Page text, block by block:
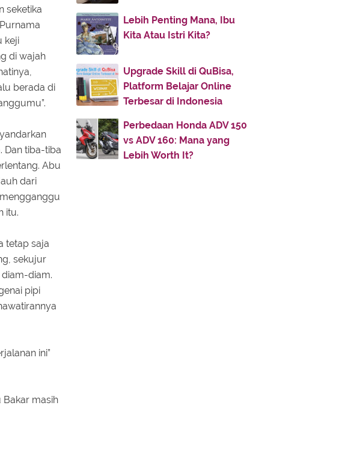
seketika
keji
di wajah
berada di
Dan tiba-tiba
Abu
dari
itu.
tetap saja
sekujur
diam.
pipi
ini”
Bakar masih
► April
► March(52)
► February
▼ January(49)
Di Atas Sajadah Cinta
Syi'ir Tanpo Waton
Kafir Mengkafirkan?
Hari Bumi Diperintahkan Hancur
Lebih Penting Mana, Ibu
Kita Atau Istri Kita?
Upgrade Skill di QuBisa,
Platform Belajar Online
Terbesar di Indonesia
Perbedaan Honda ADV 150
vs ADV 160: Mana yang
Lebih Worth It?